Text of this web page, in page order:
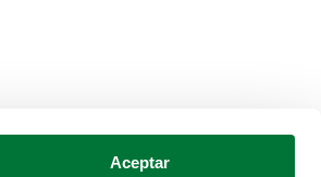
Aceptar